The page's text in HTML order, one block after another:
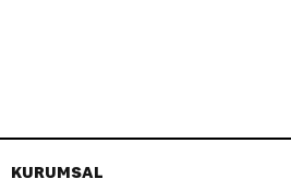
KURUMSAL